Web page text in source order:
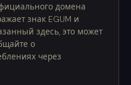
домена
знак EGUM и
здесь, это может
о
через